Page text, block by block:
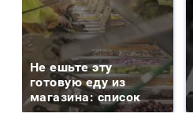
Не ешьте эту
готовую еду из
магазина: список